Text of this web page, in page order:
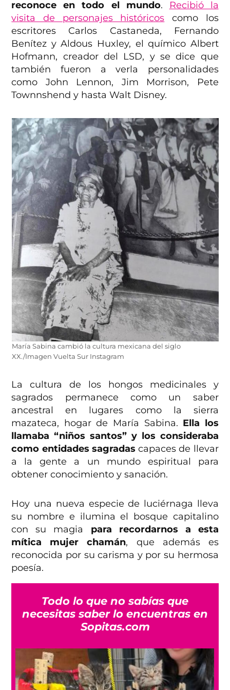
reconoce en todo el mundo.
Recibió la
visita de personajes históricos como los
escritores Carlos Castaneda, Fernando
Benítez y Aldous Huxley, el químico Albert
Hofmann, creador del LSD, y se dice que
también fueron a verla personalidades
como John Lennon, Jim Morrison, Pete
Townnshend y hasta Walt Disney.
María Sabina cambió la cultura mexicana del siglo
XX./Imagen Vuelta Sur Instagram
La cultura de los hongos medicinales y
sagrados permanece como un saber
ancestral en lugares como la sierra
mazateca, hogar de María Sabina. Ella los
llamaba “niños santos” y los consideraba
como entidades sagradas capaces de llevar
a la gente a un mundo espiritual para
obtener conocimiento y sanación.
Hoy una nueva especie de luciérnaga lleva
su nombre e ilumina el bosque capitalino
con su magia para recordarnos a esta
mítica mujer chamán, que además es
reconocida por su carisma y por su hermosa
poesía.
Todo lo que no sabías que
necesitas saber lo encuentras en
Sopitas.com